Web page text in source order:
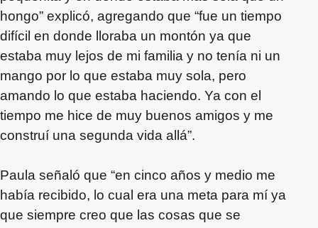
hongo” explicó, agregando que “fue un tiempo
difícil en donde lloraba un montón ya que
estaba muy lejos de mi familia y no tenía ni un
mango por lo que estaba muy sola, pero
amando lo que estaba haciendo. Ya con el
tiempo me hice de muy buenos amigos y me
construí una segunda vida allá”.
Paula señaló que “en cinco años y medio me
había recibido, lo cual era una meta para mí ya
que siempre creo que las cosas que se